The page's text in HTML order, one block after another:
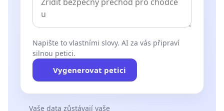
Napište to vlastními slovy. AI za vás připraví
silnou petici.
Vygenerovat petici
Vaše data zůstávají vaše